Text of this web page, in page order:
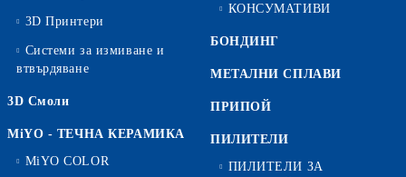
3D Принтери
Системи за измиване и
втвърдяване
3D Смоли
MiYO - ТЕЧНА КЕРАМИКА
MiYO COLOR
КОНСУМАТИВИ
БОНДИНГ
МЕТАЛНИ СПЛАВИ
ПРИПОЙ
ПИЛИТЕЛИ
ПИЛИТЕЛИ ЗА